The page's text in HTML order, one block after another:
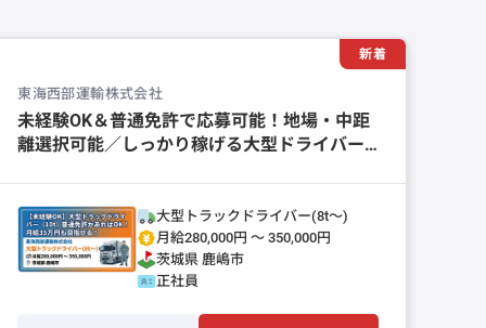
新着
東海西部運輸株式会社
未経験OK＆普通免許で応募可能！地場・中距
離選択可能／しっかり稼げる大型ドライバー
大型トラックドライバー(8t～)
月給280,000円 〜 350,000円
茨城県鹿嶋市
正社員